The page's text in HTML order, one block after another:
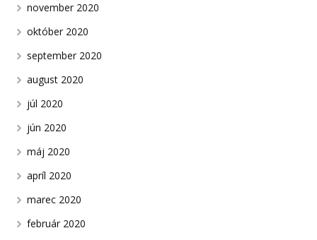
november 2020
október 2020
september 2020
august 2020
júl 2020
jún 2020
máj 2020
apríl 2020
marec 2020
február 2020